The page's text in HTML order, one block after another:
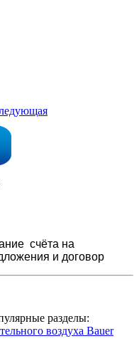
счёта на
и договор
разделы:
воздуха Bauer